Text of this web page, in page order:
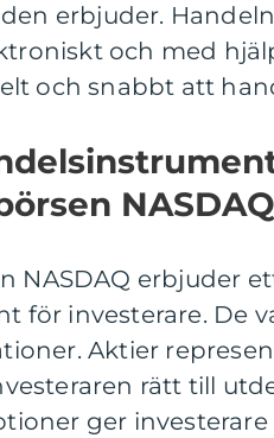
erbjuder.
och med
och snabbt att
NASDAQ
NASDAQ erbjuder
för investerare. De
Aktier
rätt till
ger